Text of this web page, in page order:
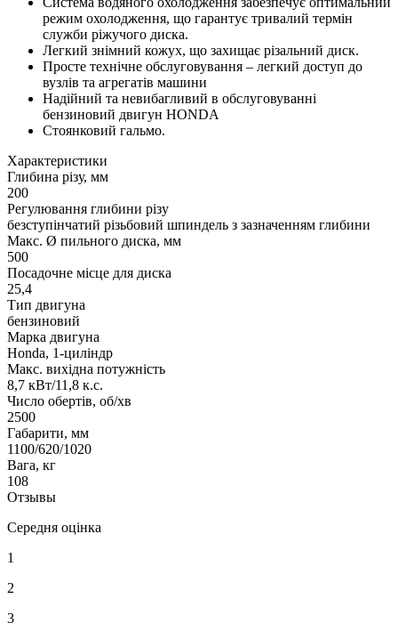
режим охолодження, що гарантує тривалий термін
служби ріжучого диска.
Легкий знімний кожух, що захищає різальний диск.
Просте технічне обслуговування – легкий доступ до
вузлів та агрегатів машини
Надійний та невибагливий в обслуговуванні
бензиновий двигун HONDA
Стоянковий гальмо.
Характеристики
Глибина різу, мм
200
Регулювання глибини різу
безступінчатий різьбовий шпиндель з зазначенням глибини
Макс. Ø пильного диска, мм
500
Посадочне місце для диска
25,4
Тип двигуна
бензиновий
Марка двигуна
Honda, 1-циліндр
Макс. вихідна потужність
8,7 кВт/11,8 к.с.
Число обертів, об/хв
2500
Габарити, мм
1100/620/1020
Вага, кг
108
Отзывы
Середня оцінка
1
2
3